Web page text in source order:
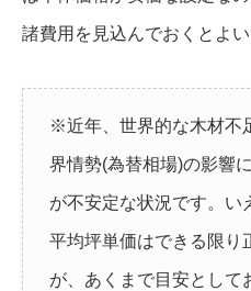
諸費用を見込んでおくとよい
※近年、世界的な木材不
界情勢(為替相場)の影響
が不安定な状況です。い
平均坪単価はできる限り
が、あくまで目安として